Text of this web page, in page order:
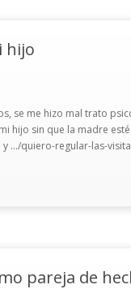
hijo
se me hizo mal trato
hijo sin que la madre
.../quiero-regular-las-
pareja de